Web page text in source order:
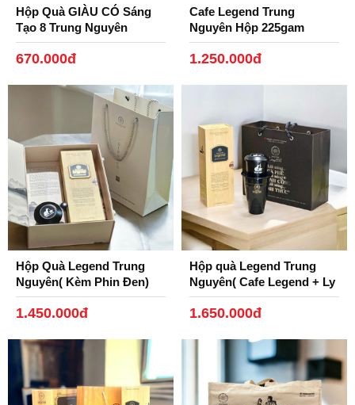
Hàm lượng Caffeine: 2.0%
Hộp Quà GIÀU CÓ Sáng
Tạo 8 Trung Nguyên
670.000đ
Cafe Legend Trung
Nguyên Hộp 225gam
1.250.000đ
Hộp Quà Legend Trung
Nguyên( Kèm Phin Đen)
1.450.000đ
Hộp quà Legend Trung
Nguyên( Cafe Legend + Ly
Gốm, Phin Nhôm Đen)
1.650.000đ